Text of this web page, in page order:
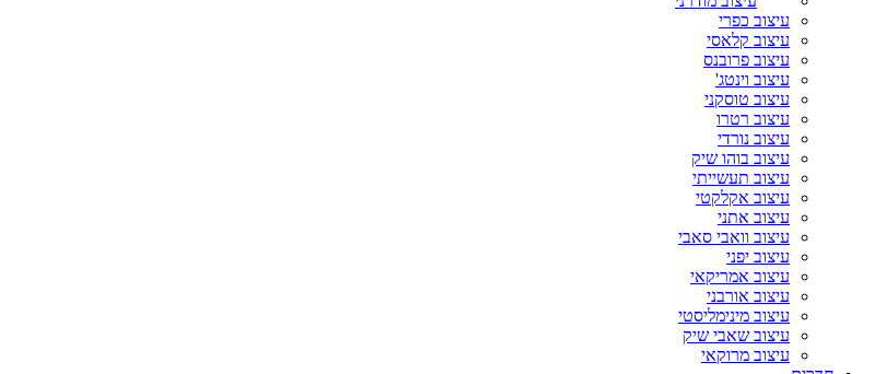
עיצוב כפרי
עיצוב קלאסי
עיצוב פרובנס
עיצוב וינטג'
עיצוב טוסקני
עיצוב רטרו
עיצוב נורדי
עיצוב בוהו שיק
עיצוב תעשייתי
עיצוב אקלקטי
עיצוב אתני
עיצוב וואבי סאבי
עיצוב יפני
עיצוב אמריקאי
עיצוב אורבני
עיצוב מינימליסטי
עיצוב שאבי שיק
עיצוב מרוקאי